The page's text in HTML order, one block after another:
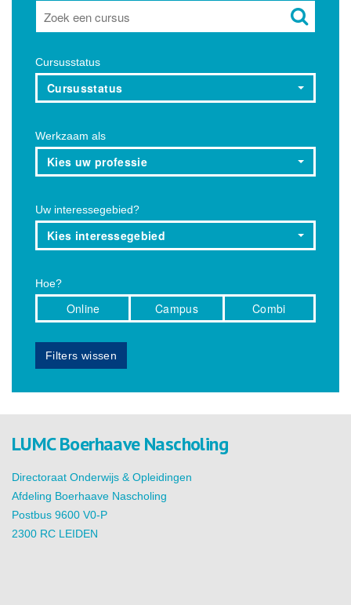
Cursusstatus
Cursusstatus
Werkzaam als
Kies uw professie
Uw interessegebied?
Kies interessegebied
Hoe?
Online Campus Combi
Filters wissen
LUMC Boerhaave Nascholing
Directoraat Onderwijs & Opleidingen
Afdeling Boerhaave Nascholing
Postbus 9600 V0-P
2300 RC LEIDEN